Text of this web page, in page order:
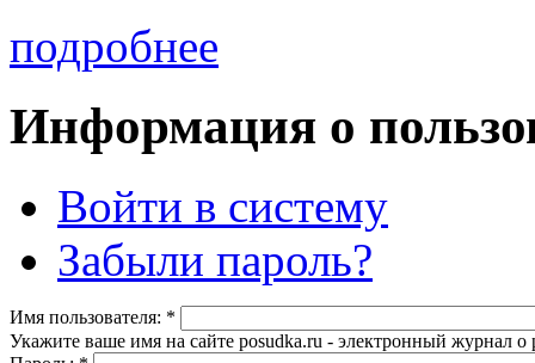
подробнее
Информация о
Войти в систему
Забыли пароль?
Имя пользователя: *
Укажите ваше имя на сайте posudka.ru - электронный журнал